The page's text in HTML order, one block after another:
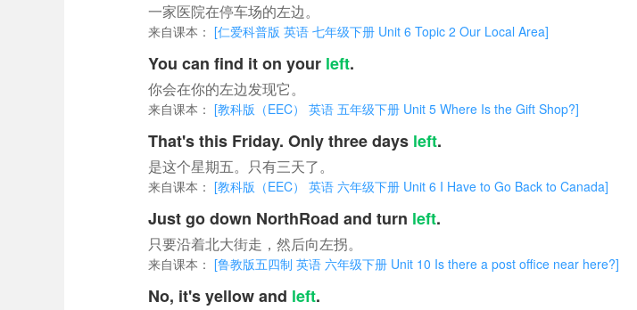
一家医院在停车场的左边。
来自课本： [仁爱科普版 英语 七年级下册 Unit 6 Topic 2 Our Local Area]
You can find it on your left.
你会在你的左边发现它。
来自课本： [教科版（EEC） 英语 五年级下册 Unit 5 Where Is the Gift Shop?]
That's this Friday. Only three days left.
是这个星期五。只有三天了。
来自课本： [教科版（EEC） 英语 六年级下册 Unit 6 I Have to Go Back to Canada]
Just go down NorthRoad and turn left.
只要沿着北大街走，然后向左拐。
来自课本： [鲁教版五四制 英语 六年级下册 Unit 10 Is there a post office near here?]
No, it's yellow and left.